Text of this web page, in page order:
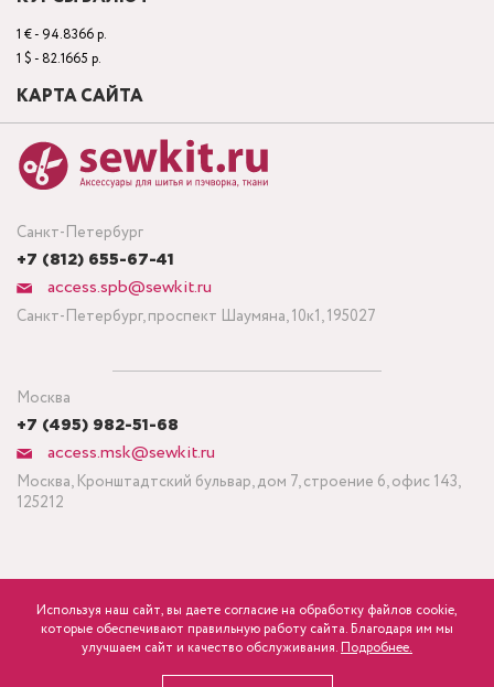
розница Минимальный заказ ткани от 3 метров
Санкт-Петербург
+7 (812) 655-67-41
access.spb@sewkit.ru
Санкт-Петербург, проспект Шаумяна, 10к1, 195027
Москва
+7 (495) 982-51-68
access.msk@sewkit.ru
Москва, Кронштадтский бульвар, дом 7, строение 6, офис 143,
125212
1 € - 94.8366 р.
1 $ - 82.1665 р.
КАРТА САЙТА
Политика конфиденциальности
ПОДПИСАТЬСЯ НА НОВОСТИ
Используя наш сайт, вы даете согласие на обработку файлов cookie,
которые обеспечивают правильную работу сайта. Благодаря им мы
улучшаем сайт и качество обслуживания. Подробнее.